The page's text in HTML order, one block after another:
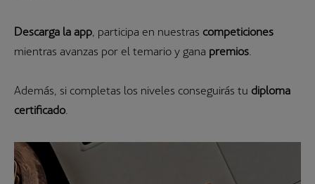
Descarga la app, participa en nuestras competiciones
mientras avanzas por el temario y gana premios.
Además, si completas los niveles conseguirás tu diploma
certificado.